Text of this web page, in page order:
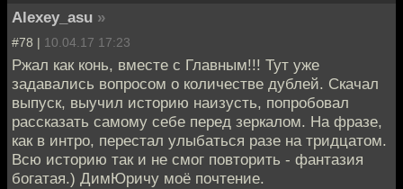
Alexey_asu »
#78 | 10.04.17 17:23
Ржал как конь, вместе с Главным!!! Тут уже
задавались вопросом о количестве дублей. Скачал
выпуск, выучил историю наизусть, попробовал
рассказать самому себе перед зеркалом. На фразе,
как в интро, перестал улыбаться разе на тридцатом.
Всю историю так и не смог повторить - фантазия
богатая.) ДимЮричу моё почтение.